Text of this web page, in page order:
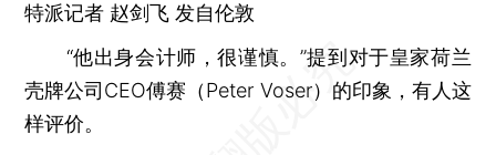
特派记者 赵剑飞 发自伦敦
“他出身会计师，很谨慎。”提到对于皇家荷兰
壳牌公司CEO傅赛（Peter Voser）的印象，有人这
样评价。